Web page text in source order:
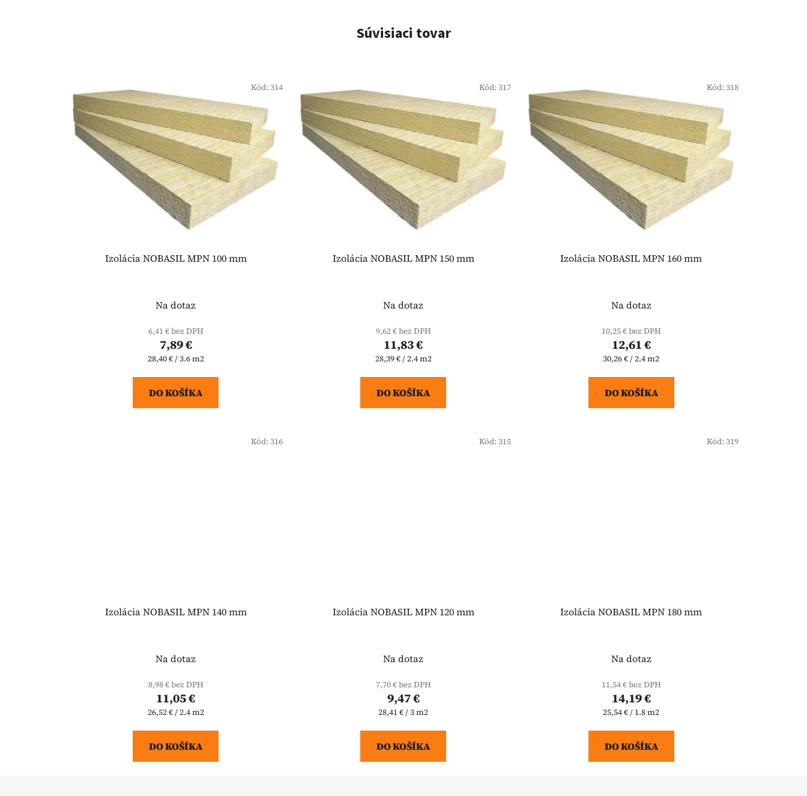
Súvisiaci tovar
Izolácia NOBASIL MPN 100 mm
Na dotaz
6,41 € bez DPH
7,89 €
Jednotková
28,40 € / 3.6 m2
DO KOŠÍKA
Kód:314
Izolácia NOBASIL MPN 150 mm
Na dotaz
9,62 € bez DPH
11,83 €
Jednotková
28,39 € / 2.4 m2
DO KOŠÍKA
Kód: 317
Izolácia NOBASIL MPN 160 mm
Na dotaz
10,25 € bez DPH
12,61 €
Jednotková
30,26 € / 2.4 m2
DO KOŠÍKA
Kód: 318
Izolácia NOBASIL MPN 140 mm
Na dotaz
8,98 € bez DPH
11,05 €
Jednotková
26,52 € / 2.4 m2
DO KOŠÍKA
Kód:316
Izolácia NOBASIL MPN 120 mm
Na dotaz
7,70 € bez DPH
9,47 €
Jednotková
28,41 € / 3 m2
DO KOŠÍKA
Kód: 315
Izolácia NOBASIL MPN 180 mm
Na dotaz
11,54 € bez DPH
14,19 €
Jednotková
25,54 € / 1.8 m2
DO KOŠÍKA
Kód: 319